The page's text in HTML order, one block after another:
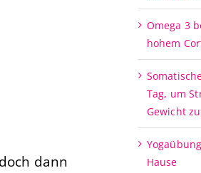
dann
Omega 3
hohem
Tag, um
Gewicht
Hause